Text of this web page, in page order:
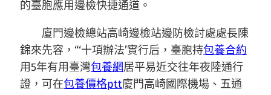
的臺胞應用邊檢快捷通道。
廈門邊檢總站高崎邊檢站邊防檢討處處長陳
錦來先容，“‘十項辦法’實行后，臺胞持包養合約
用5年有用臺灣包養網居平易近交往年夜陸通行
證，可在包養價格ptt廈門高崎國際機場、五通